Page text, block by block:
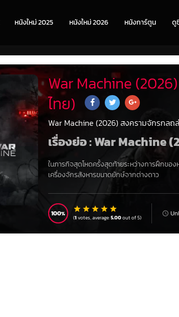
หนังใหม่ 2025 หนังใหม่ 2026 หนังการ์ตูน ดู
War Machine
ไทย)
War Machine (2026) สงครามจักรกลถ
เรื่องย่อ : War Machine
ในภารกิจสุดโหดครั้งสุดท้ายระหว่างการฝึกขอ
เครื่องจักรสังหารขนาดยักษ์จากต่างดาว
100 (1votes, average:5.00out of 5)